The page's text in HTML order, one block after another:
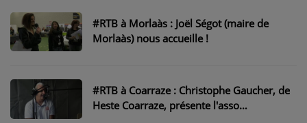
RECRUTEMENT
VENEZ DANS LE PUBLIC !
CRÉATIONS AUDIOVISUELLES
L'ŒIL DE L'OIE | PRÉSENTATION
#RTB à Morlaàs : Joël Ségot (maire de
Morlaàs) nous accueille !
#RTB à Coarraze : Christophe Gaucher, de
Heste Coarraze, présente l'asso